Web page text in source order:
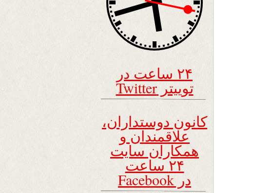
۲۴ ساعت در
توییتر Twitter
کانون دوستداران،
علاقمندان و
همکاران سایت
۲۴ ساعت
در Facebook